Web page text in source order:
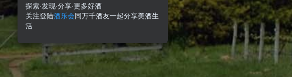
探索·发现·分享·更多好酒
关注登陆酒乐会同万千酒友一起分享美酒生
活